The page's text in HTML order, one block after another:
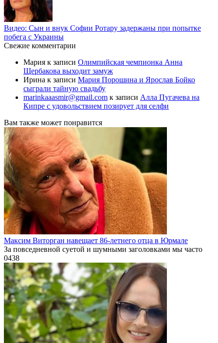
Видео: Сын и внук Софии Ротару задержаны при попытке
побега с Украины
Свежие комментарии
Мария к записи Олимпийская чемпионка Анна
Щербакова выходит замуж
Ирина к записи Мария Порошина и Ярослав Бойко
сыграли тайную свадьбу
marinkaaasmir@gmail.com к записи Алла Пугачева на
Кипре с удовольствием позирует для селфи
Вам также может понравится
Максим Виторган навещает 86-летнего отца в Юрмале
За повседневной суетой и шумными заголовками мы часто
0438